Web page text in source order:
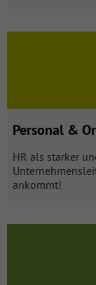
Personal &
Personal &
HR als starker
ankommt!
Ausbildung mit